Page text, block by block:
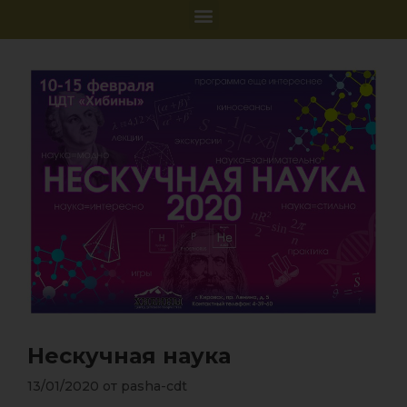
Нескучная наука
13/01/2020 от pasha-cdt